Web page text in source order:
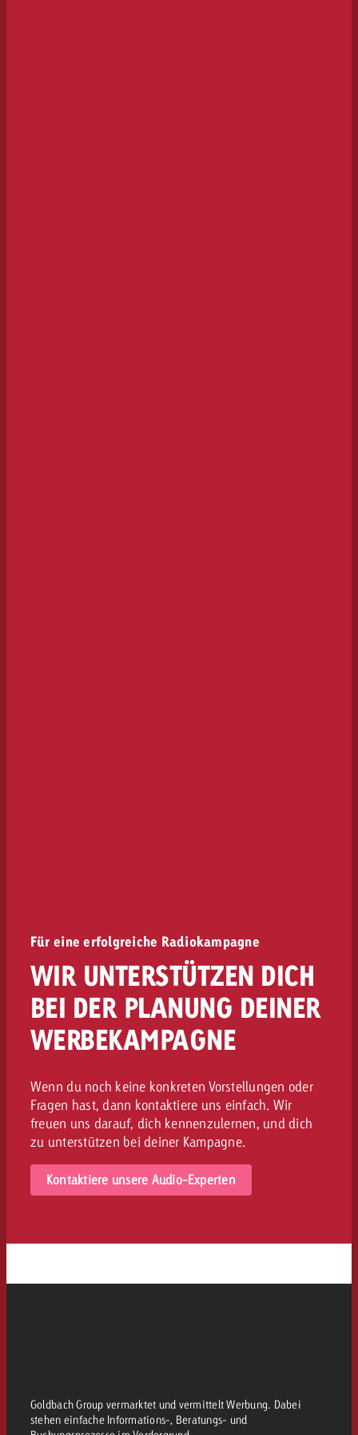
Für eine erfolgreiche Radiokampagne
WIR UNTERSTÜTZEN DICH
BEI DER PLANUNG DEINER
WERBEKAMPAGNE
Wenn du noch keine konkreten Vorstellungen oder
Fragen hast, dann kontaktiere uns einfach. Wir
freuen uns darauf, dich kennenzulernen, und dich
zu unterstützen bei deiner Kampagne.
Kontaktiere unsere Audio-Experten
Goldbach Group vermarktet und vermittelt Werbung. Dabei
stehen einfache Informations-, Beratungs- und